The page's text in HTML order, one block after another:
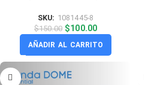
SKU: 1081445-8
$150.00 $100.00
AÑADIR AL CARRITO